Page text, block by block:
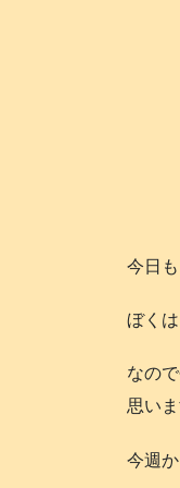
今日
ぼく
なの
思い
今週